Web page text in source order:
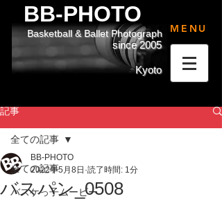
BB-PHOTO
since 2005
Basketball & Ballet Photograph
Kyoto
MENU
記事
全ての記事
バスケっ子ムービー
全ての記事
バスパン_0508
BB-PHOTO
2022年5月8日 読了時間: 1分